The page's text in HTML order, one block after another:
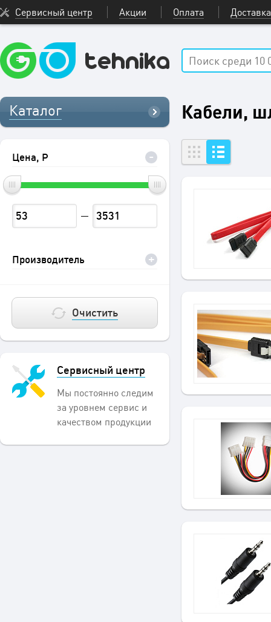
Сервисный центр Акции Оплата Доставка
Каталог
Цена, Р
Производитель
Очистить
Сервисный центр
Мы постоянно следим
за уровнем сервис и
качеством продукции
Кабели,